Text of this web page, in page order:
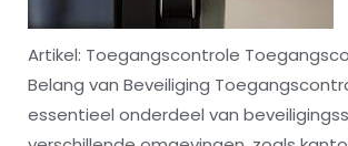
Artikel: Toegangscontrole
Belang van Beveiliging
essentieel onderdeel van